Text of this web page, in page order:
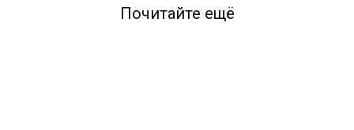
Почитайте ещё